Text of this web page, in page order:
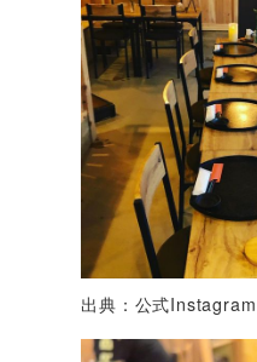
出典：公式Instagram